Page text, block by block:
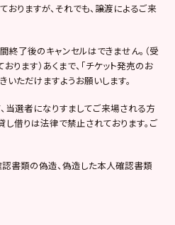
りますが、それでも、譲渡によるご来
終了後のキャンセルはできません。（受
ます）あくまで、「チケット発売のお
いただけますようお願いします。
当選者になりすましてご来場される方
し借りは法律で禁止されております。ご
書類の偽造、偽造した本人確認書類